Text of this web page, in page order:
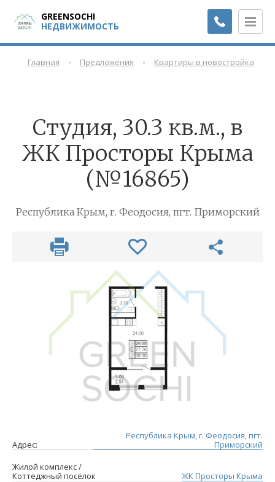
GREENSOCHI
НЕДВИЖИМОСТЬ
Главная - Предложения - Квартиры в новостройках
Cтудия, 30.3 кв.м., в
ЖК Просторы Крыма
(№16865)
Республика Крым, г. Феодосия, пгт. Приморский
Адрес:
Республика Крым, г. Феодосия, пгт.
Приморский
Жилой комплекс /
Коттеджный посёлок
ЖК Просторы Крыма